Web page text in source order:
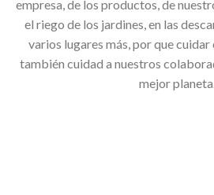
empresa, de los productos, de
el riego de los jardines, en las
varios lugares más, por que
también cuidad a nuestros
mejor